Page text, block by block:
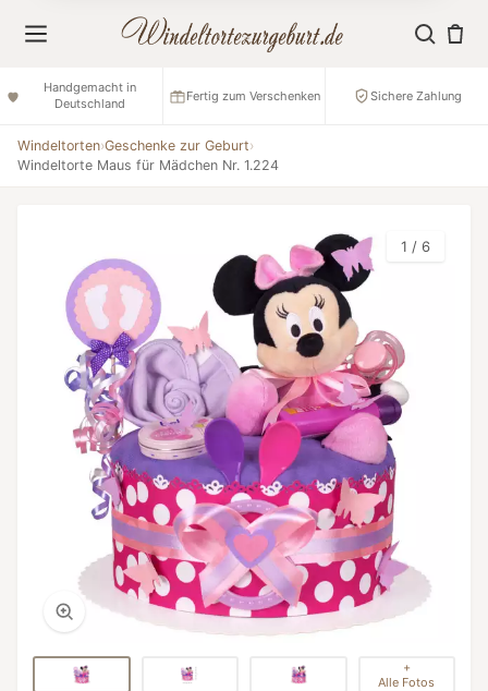
Handgemacht in
Deutschland
Fertig zum Verschenken Sichere Zahlung
Windeltorten›Geschenke zur Geburt›
Windeltorte Maus für Mädchen Nr. 1.224
1 / 6
+
Alle Fotos